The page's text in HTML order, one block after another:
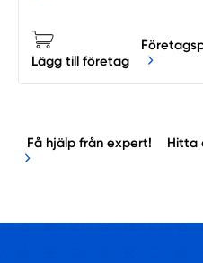
Lägg till företag
Få hjälp från expert! Hitta